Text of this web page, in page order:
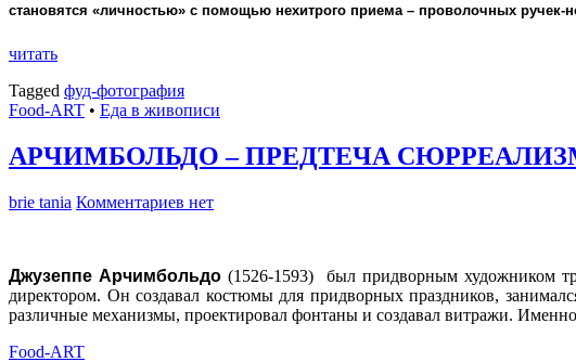
становятся «личностью» с помощью нехитрого приема – проволочных ручек-
читать
Tagged фуд-фотография
Food-ART • Еда в живописи
АРЧИМБОЛЬДО – ПРЕДТЕЧА
brie tania Комментариев нет
Джузеппе Арчимбольдо (1526-1593) был придворным художником
директором. Он создавал костюмы для придворных праздников,
различные механизмы, проектировал фонтаны и создавал витражи.
Food-ART